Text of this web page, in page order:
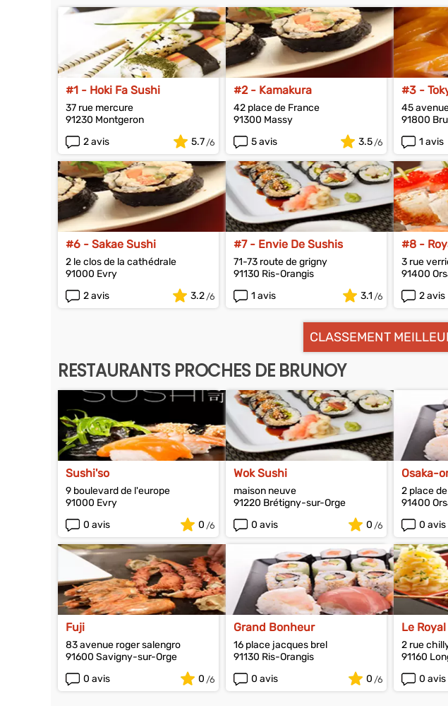
#1 - Hoki Fa Sushi
37 rue mercure
91230 Montgeron
2 avis
5.7
#2 - Kamakura
42 place de France
91300 Massy
5 avis
3.5
#3 -
45
91800
1 avis
#6 - Sakae Sushi
2 le clos de la cathédrale
91000 Evry
2 avis
3.2
#7 - Envie De Sushis
71-73 route de grigny
91130 Ris-Orangis
1 avis
3.1
#8 -
3 rue
91400
2 avis
CLASSEMENT
RESTAURANTS PROCHES DE BRUNOY
Sushi'so
9 boulevard de l'europe
91000 Evry
0 avis
0
Wok Sushi
maison neuve
91220 Brétigny-sur-Orge
0 avis
0
Osaka-
2 place
91400
0 avis
Fuji
83 avenue roger salengro
91600 Savigny-sur-Orge
0 avis
0
Grand Bonheur
16 place jacques brel
91130 Ris-Orangis
0 avis
0
Le
2 rue
91160
0 avis